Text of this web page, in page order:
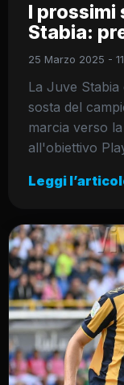
I prossimi
Stabia:
25 Marzo 2025 -
La Juve
sosta del
marcia verso
all'obiettivo
Leggi